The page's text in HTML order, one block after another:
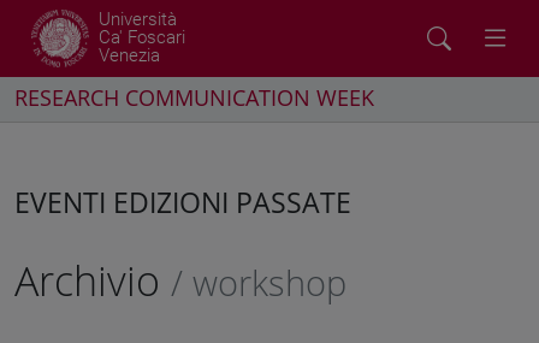
Università
Ca' Foscari
Venezia
RESEARCH COMMUNICATION WEEK
EVENTI EDIZIONI PASSATE
Archivio / workshop